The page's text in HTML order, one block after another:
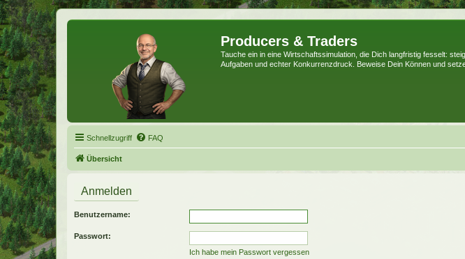
Producers & Traders
Tauche ein in eine Wirtschaftssimulation, die Dich langfristig fesselt:
Aufgaben und echter Konkurrenzdruck. Beweise Dein Können und
Schnellzugriff FAQ
Übersicht
Anmelden
Benutzername:
Passwort:
Ich habe mein Passwort vergessen